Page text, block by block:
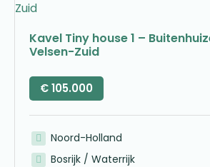
Kavel Tiny house 1 –
Velsen-Zuid
€105.000
Noord-Holland
Bosrijk / Waterrijk